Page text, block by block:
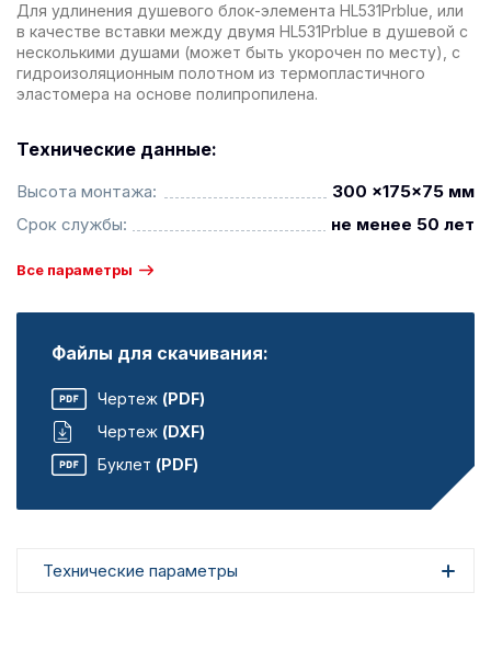
Для удлинения душевого блок-элемента HL531Prblue, или
в качестве вставки между двумя HL531Prblue в душевой с
несколькими душами (может быть укорочен по месту), с
гидроизоляционным полотном из термопластичного
эластомера на основе полипропилена.
Технические данные:
Высота монтажа:
300 x175x75 мм
Срок службы:
не менее 50 лет
Все параметры
Файлы для скачивания:
Чертеж (PDF)
Чертеж (DXF)
Буклет (PDF)
Технические параметры